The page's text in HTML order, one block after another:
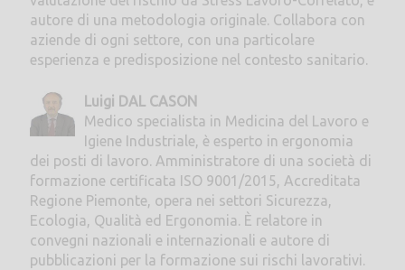
autore di una metodologia originale. Collabora con
aziende di ogni settore, con una particolare
esperienza e predisposizione nel contesto sanitario.
Luigi DAL CASON
Medico specialista in Medicina del Lavoro e
Igiene Industriale, è esperto in ergonomia
dei posti di lavoro. Amministratore di una società di
formazione certificata ISO 9001/2015, Accreditata
Regione Piemonte, opera nei settori Sicurezza,
Ecologia, Qualità ed Ergonomia. È relatore in
convegni nazionali e internazionali e autore di
pubblicazioni per la formazione sui rischi lavorativi.